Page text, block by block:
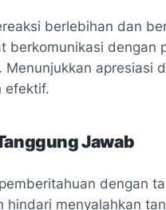
berlebihan dan
berkomunikasi dengan
Menunjukkan apresiasi
efektif.
Jawab
dengan
hindari menyalahkan